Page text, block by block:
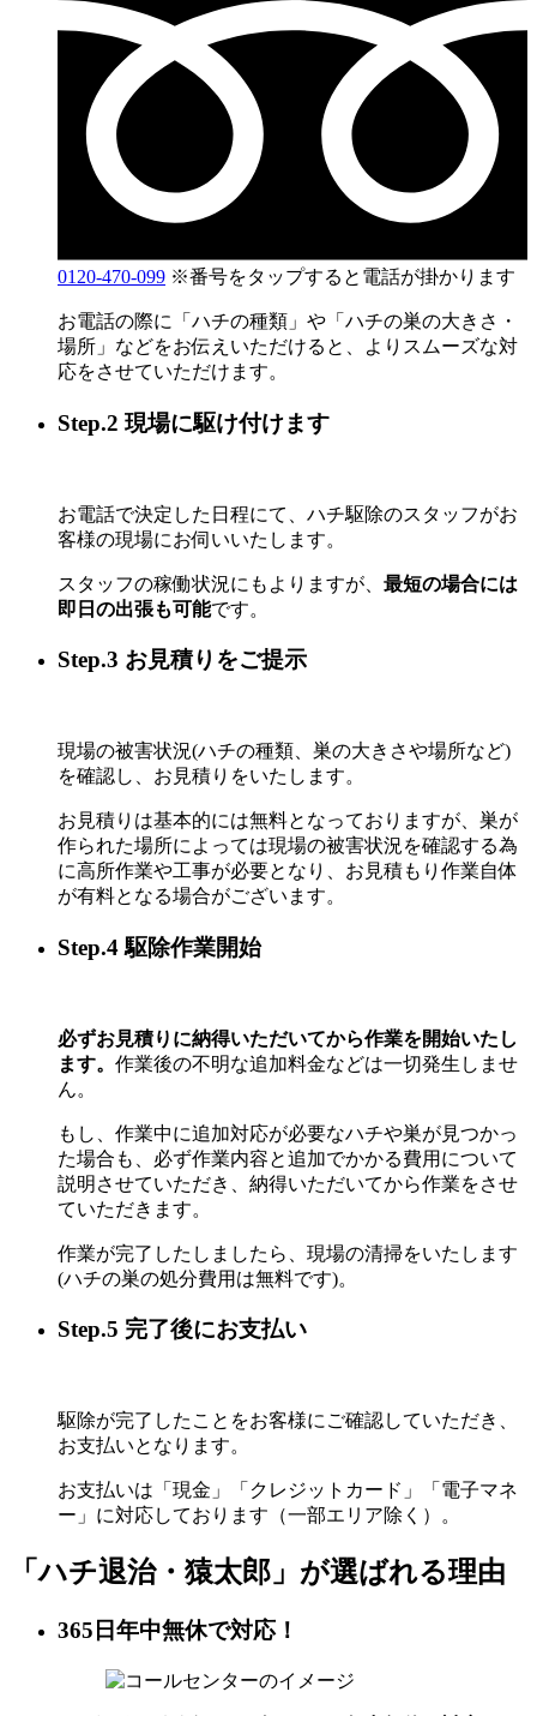
0120-470-099 ※番号をタップすると電話が掛かります
お電話の際に「ハチの種類」や「ハチの巣の大きさ・
場所」などをお伝えいただけると、よりスムーズな対
応をさせていただけます。
Step.2 現場に駆け付けます
お電話で決定した日程にて、ハチ駆除のスタッフがお
客様の現場にお伺いいたします。
スタッフの稼働状況にもよりますが、 最短の場合には
即日の出張も可能です。
Step.3 お見積りをご提示
現場の被害状況(ハチの種類、巣の大きさや場所など)
を確認し、お見積りをいたします。
お見積りは基本的には無料となっておりますが、巣が
作られた場所によっては現場の被害状況を確認する為
に高所作業や工事が必要となり、お見積もり作業自体
が有料となる場合がございます。
Step.4 駆除作業開始
必ずお見積りに納得いただいてから作業を開始いたし
ます。 作業後の不明な追加料金などは一切発生しませ
ん。
もし、作業中に追加対応が必要なハチや巣が見つかっ
た場合も、必ず作業内容と追加でかかる費用について
説明させていただき、納得いただいてから作業をさせ
ていただきます。
作業が完了したしましたら、現場の清掃をいたします
(ハチの巣の処分費用は無料です)。
Step.5 完了後にお支払い
駆除が完了したことをお客様にご確認していただき、
お支払いとなります。
お支払いは「現金」「クレジットカード」「電子マネ
ー」に対応しております（一部エリア除く）。
「ハチ退治・猿太郎」が選ばれる理由
365日年中無休で対応！